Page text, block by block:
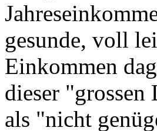
gesunde, voll
Einkommen
dieser
als "nicht